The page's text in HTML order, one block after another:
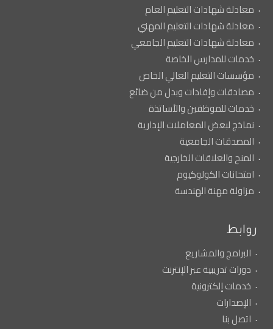
معادلة شهادات التعليم العام
معادلة شهادات التعليم المهني
معادلة شهادات التعليم الجامعي
خدمات للمدارس الخاصة
مؤسسات التعليم العالي الخاص
مصادقات وإفادات وبدل من ضائع
خدمات للموظفين والأساتذة
نماذج لبعض المعاملات الإدارية
المصدقات الجامعية
المنح والعلاقات الخارجية
امتحانات الكولوكيوم
مزاولة مهنة الهندسة
روابط
البرامج والمشاريع
دورات تدريبية عبر الإنترنت
خدمات إلكترونية
الإصدارات
اتصل بنا